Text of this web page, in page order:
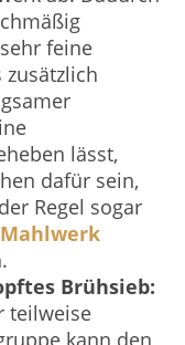
feine
zusätzlich
lässt,
dafür sein,
Regel sogar
Brühsieb:
teilweise
kann den